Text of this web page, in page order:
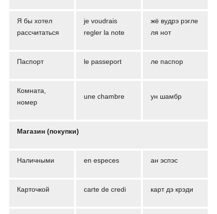
Я бы хотел
рассчитаться
je voudrais
regler la note
жё вудрэ рэгле
ля нот
Паспорт le passeport ле паспор
Комната,
номер
une chambre ун шамбр
Магазин (покупки)
Наличными en especes ан эспэс
Карточкой carte de credi карт дэ крэди